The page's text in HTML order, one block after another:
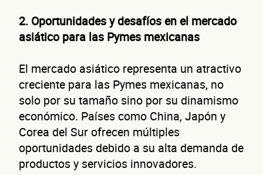
2. Oportunidades y desafíos en el mercado
asiático para las Pymes mexicanas
El mercado asiático representa un atractivo
creciente para las Pymes mexicanas, no
solo por su tamaño sino por su dinamismo
económico. Países como China, Japón y
Corea del Sur ofrecen múltiples
oportunidades debido a su alta demanda de
productos y servicios innovadores.